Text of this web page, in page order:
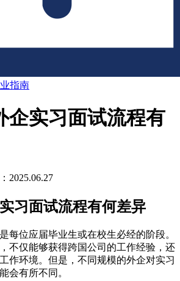
指南
企实习面试流程有
2025.06.27
习面试流程有何差异
每位应届毕业生或在校生必经的阶段。
不仅能够获得跨国公司的工作经验，还
作环境。但是，不同规模的外企对实习
会有所不同。